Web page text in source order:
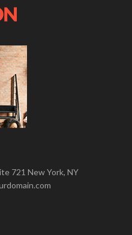
721 New York, NY